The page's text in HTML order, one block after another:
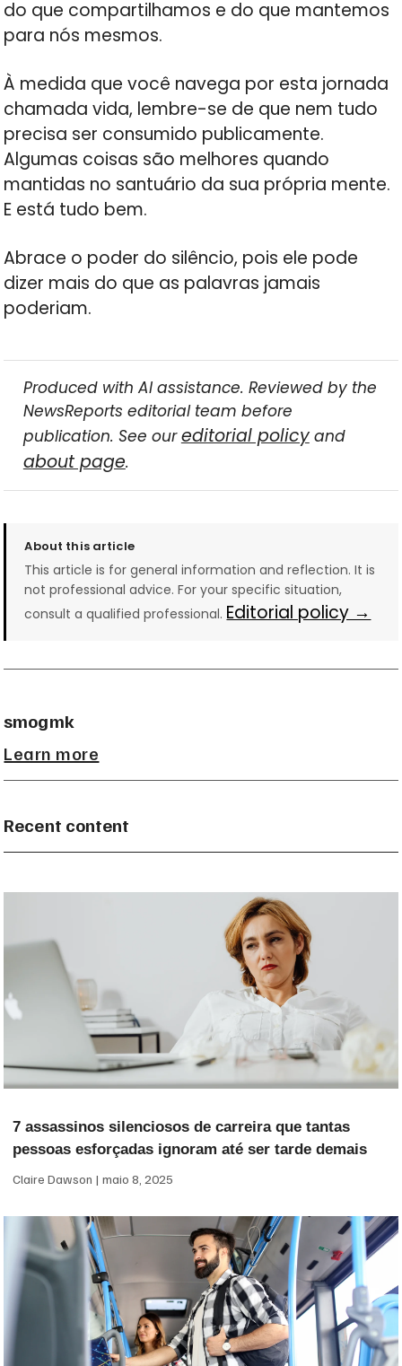
do que compartilhamos e do que mantemos
para nós mesmos.
À medida que você navega por esta jornada
chamada vida, lembre-se de que nem tudo
precisa ser consumido publicamente.
Algumas coisas são melhores quando
mantidas no santuário da sua própria mente.
E está tudo bem.
Abrace o poder do silêncio, pois ele pode
dizer mais do que as palavras jamais
poderiam.
Produced with AI assistance. Reviewed by the
NewsReports editorial team before
publication. See oureditorial policyand
about page.
About this article
This article is for general information and reflection. It is
not professional advice. For your specific situation,
consult a qualified professional. Editorial policy →
smogmk
Learn more
Recent content
7 assassinos silenciosos de carreira que tantas
pessoas esforçadas ignoram até ser tarde demais
Claire Dawson maio 8, 2025